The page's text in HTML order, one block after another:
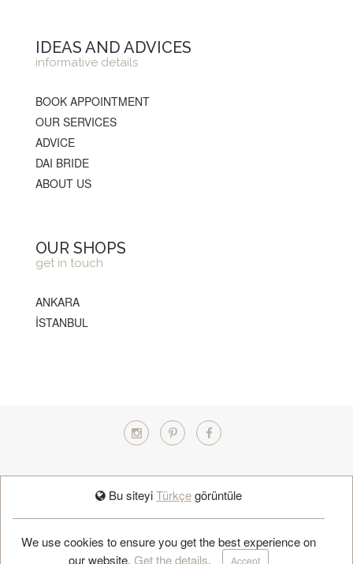
IDEAS AND ADVICES
informative details
BOOK APPOINTMENT
OUR SERVICES
ADVICE
DAI BRIDE
ABOUT US
OUR SHOPS
get in touch
ANKARA
İSTANBUL
Bu siteyiTürkçegörüntüle
We use cookies to ensure you get the best experience on
our website. Get the details. Accept